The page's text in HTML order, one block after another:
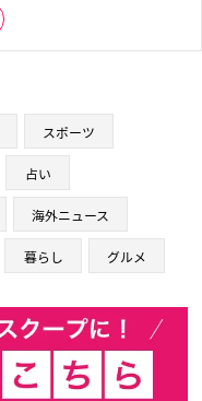
スポーツ
占い
海外ニュース
暮らし グルメ